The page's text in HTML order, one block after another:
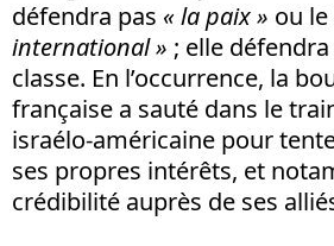
défendra pas « la paix » ou
international » ; elle
classe. En l’occurrence, la
française a sauté dans le
israélo-américaine pour
ses propres intérêts, et
crédibilité auprès de ses